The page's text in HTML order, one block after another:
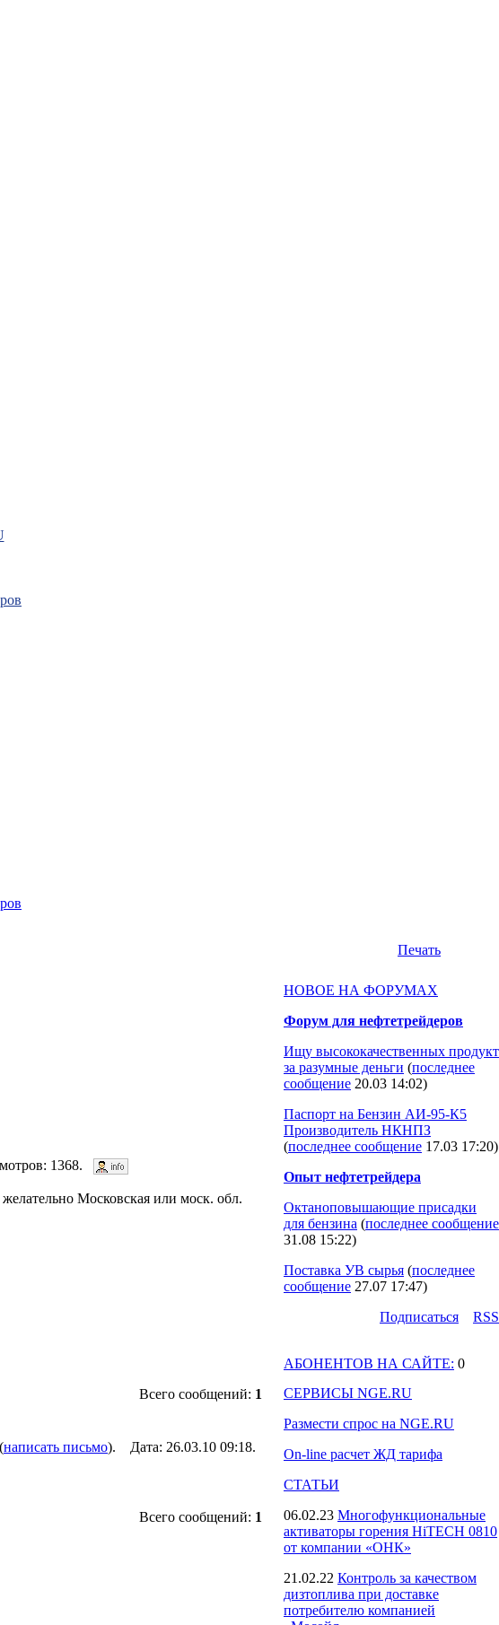
Печать
1368.
Московская или моск. обл.
Всего сообщений: 1
написать письмо). Дата: 26.03.10 09:18.
Всего сообщений: 1
НОВОЕ НА ФОРУМАХ
Форум для нефтетрейдеров
Ищу высококачественных продукт
за разумные деньги (последнее
сообщение 20.03 14:02)
Паспорт на Бензин АИ-95-К5
Производитель НКНПЗ
(последнее сообщение 17.03 17:20)
Опыт нефтетрейдера
Октаноповышающие присадки
для бензина (последнее сообщение
31.08 15:22)
Поставка УВ сырья (последнее
сообщение 27.07 17:47)
Подпиcаться
RSS
АБОНЕНТОВ НА САЙТЕ: 0
СЕРВИСЫ NGE.RU
Размести спрос на NGE.RU
On-line расчет ЖД тарифа
СТАТЬИ
06.02.23 Многофункциональные
активаторы горения HiTECH 0810
от компании «ОНК»
21.02.22 Контроль за качеством
дизтоплива при доставке
потребителю компанией